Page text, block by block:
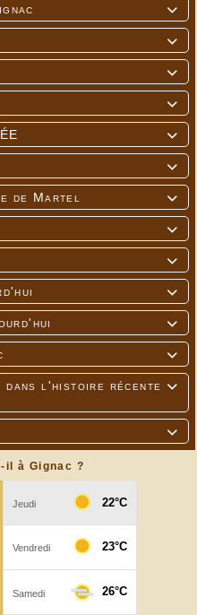







de Martel






dans l'histoire récente

il à Gignac ?